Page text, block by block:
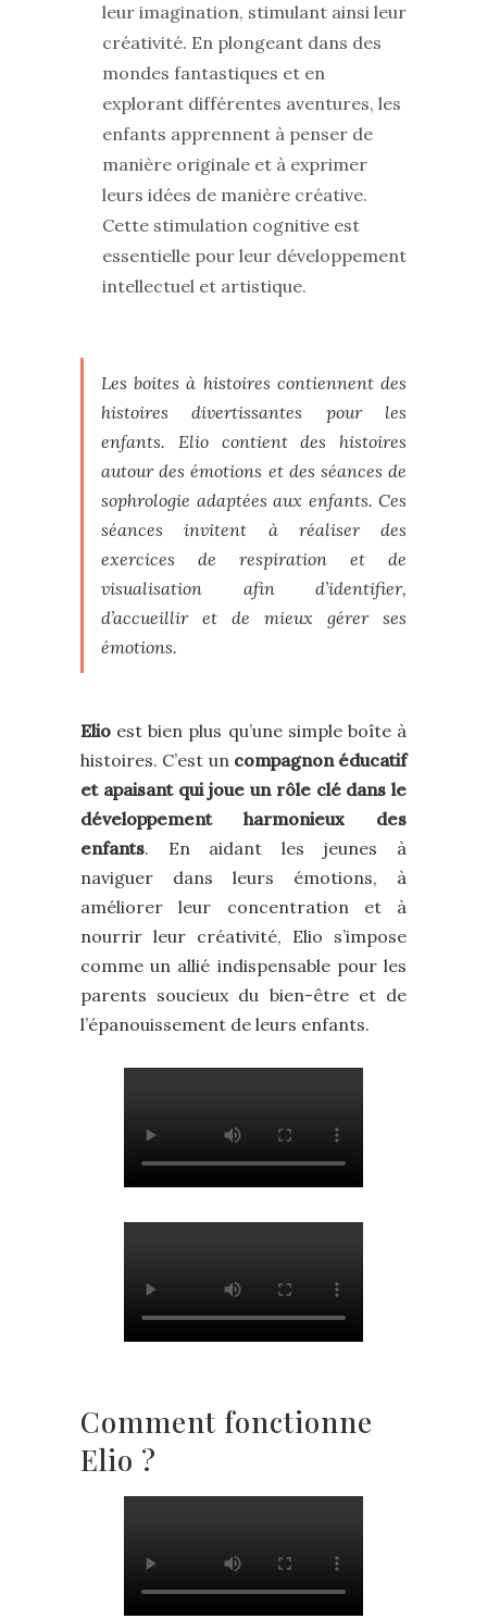
leur imagination, stimulant ainsi leur
créativité. En plongeant dans des
mondes fantastiques et en
explorant différentes aventures, les
enfants apprennent à penser de
manière originale et à exprimer
leurs idées de manière créative.
Cette stimulation cognitive est
essentielle pour leur développement
intellectuel et artistique.
Les boites à histoires contiennent des
histoires divertissantes pour les
enfants. Elio contient des histoires
autour des émotions et des séances de
sophrologie adaptées aux enfants. Ces
séances invitent à réaliser des
exercices de respiration et de
visualisation afin d’identifier,
d’accueillir et de mieux gérer ses
émotions.
Elio est bien plus qu’une simple boîte à
histoires. C’est un compagnon éducatif
et apaisant qui joue un rôle clé dans le
développement harmonieux des
enfants. En aidant les jeunes à
naviguer dans leurs émotions, à
améliorer leur concentration et à
nourrir leur créativité, Elio s’impose
comme un allié indispensable pour les
parents soucieux du bien-être et de
l’épanouissement de leurs enfants.
Comment fonctionne
Elio ?